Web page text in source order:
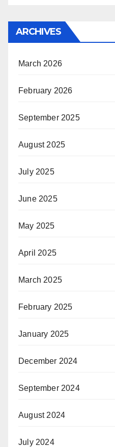
ARCHIVES
March 2026
February 2026
September 2025
August 2025
July 2025
June 2025
May 2025
April 2025
March 2025
February 2025
January 2025
December 2024
September 2024
August 2024
July 2024